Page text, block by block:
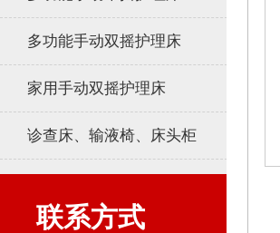
多功能手动双摇护理床
家用手动双摇护理床
诊查床、输液椅、床头柜
联系方式